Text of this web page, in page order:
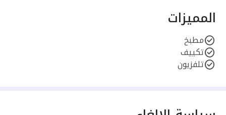
المميزات
مطبخ
تكييف
تلفزيون